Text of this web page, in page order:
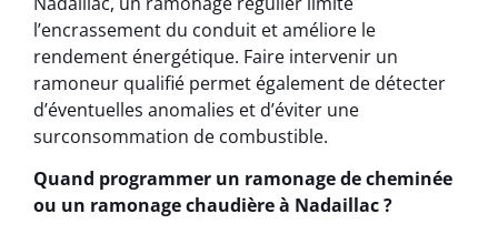
l’encrassement du conduit et améliore le
rendement énergétique. Faire intervenir un
ramoneur qualifié permet également de détecter
d’éventuelles anomalies et d’éviter une
surconsommation de combustible.
Quand programmer un ramonage de cheminée
ou un ramonage chaudière à Nadaillac ?